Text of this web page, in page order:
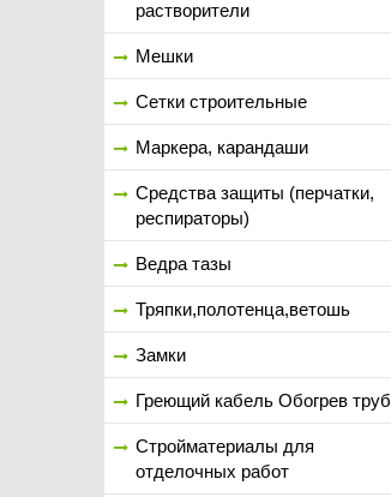
растворители
Мешки
Сетки строительные
Маркера, карандаши
Средства защиты (перчатки,
респираторы)
Ведра тазы
Тряпки,полотенца,ветошь
Замки
Греющий кабель Обогрев труб
Стройматериалы для
отделочных работ